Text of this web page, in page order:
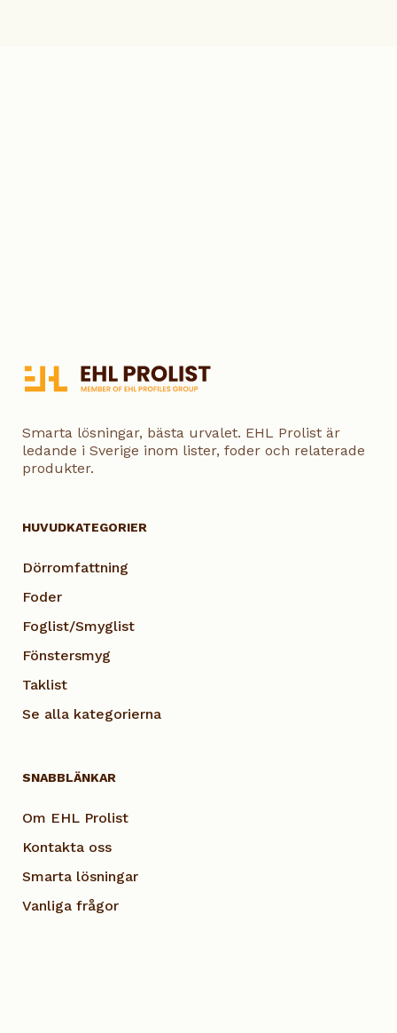
Smarta lösningar, bästa urvalet. EHL Prolist är
ledande i Sverige inom lister, foder och relaterade
produkter.
HUVUDKATEGORIER
Dörromfattning
Foder
Foglist/Smyglist
Fönstersmyg
Taklist
Se alla kategorierna
SNABBLÄNKAR
Om EHL Prolist
Kontakta oss
Smarta lösningar
Vanliga frågor